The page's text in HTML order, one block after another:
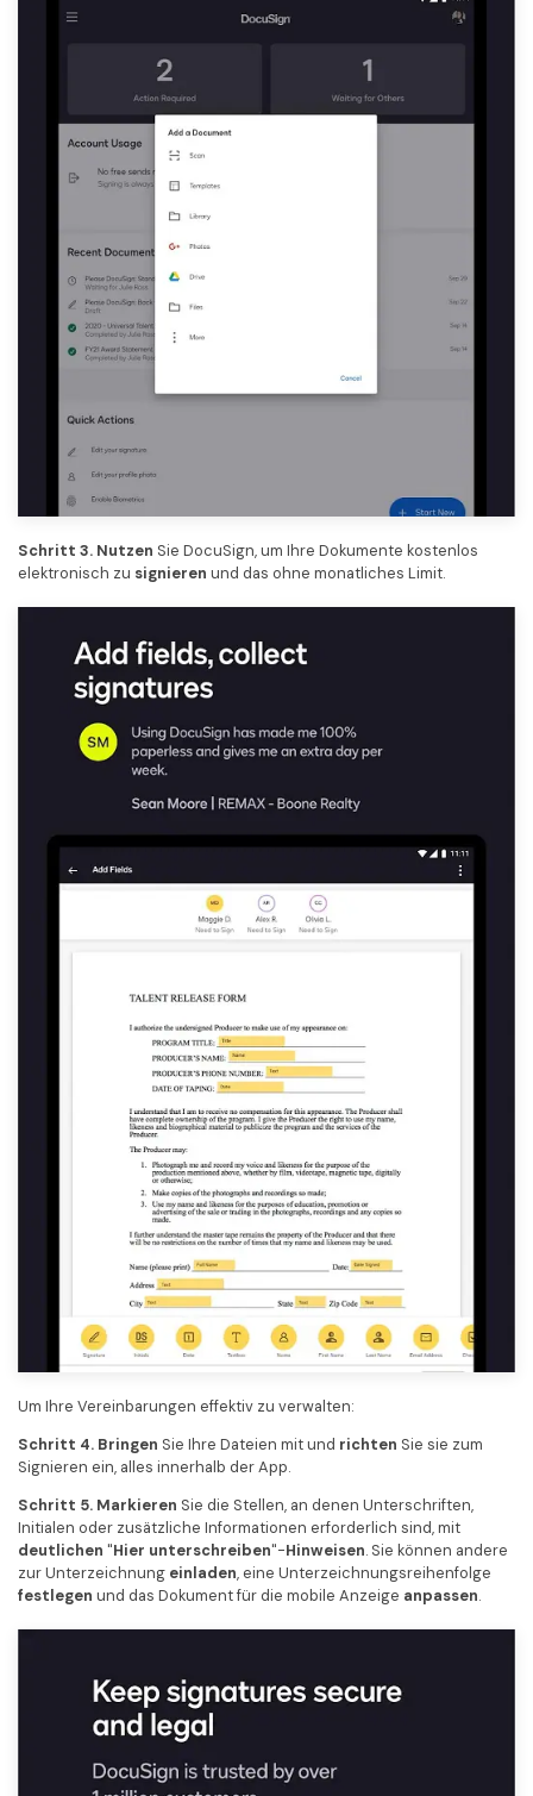
Schritt 3. Nutzen Sie DocuSign, um Ihre Dokumente kostenlos
elektronisch zu signieren und das ohne monatliches Limit.
Um Ihre Vereinbarungen effektiv zu verwalten:
Schritt 4. Bringen Sie Ihre Dateien mit und richten Sie sie zum
Signieren ein, alles innerhalb der App.
Schritt 5. Markieren Sie die Stellen, an denen Unterschriften,
Initialen oder zusätzliche Informationen erforderlich sind, mit
deutlichen "Hier unterschreiben"-Hinweisen. Sie können andere
zur Unterzeichnung einladen, eine Unterzeichnungsreihenfolge
festlegen und das Dokument für die mobile Anzeige anpassen.